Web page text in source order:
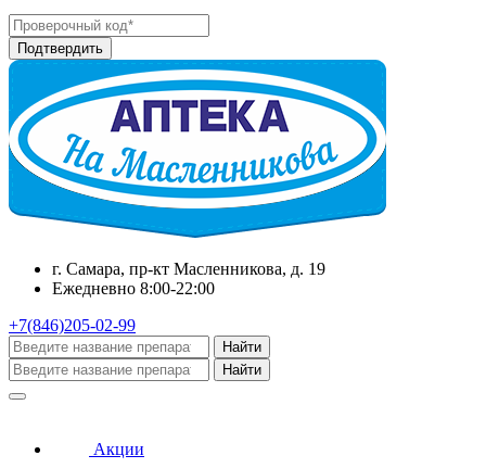
г. Самара, пр-кт Масленникова, д. 19
Ежедневно 8:00-22:00
+7(846)205-02-99
Найти
Найти
Акции